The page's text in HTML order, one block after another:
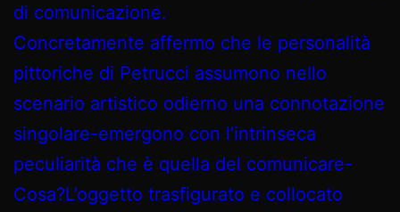
di comunicazione.
Concretamente affermo che le personalità
pittoriche di Petrucci assumono nello
scenario artistico odierno una connotazione
singolare-emergono con l’intrinseca
peculiarità che è quella del comunicare-
Cosa?L’oggetto trasfigurato e collocato